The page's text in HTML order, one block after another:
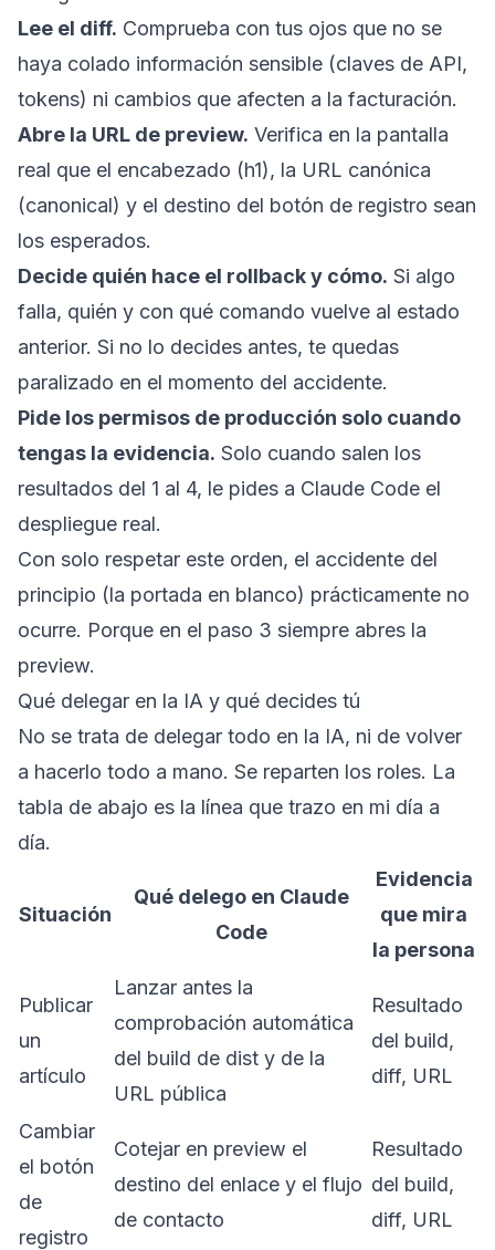
Lee el diff. Comprueba con tus ojos que no se
haya colado información sensible (claves de API,
tokens) ni cambios que afecten a la facturación.
Abre la URL de preview. Verifica en la pantalla
real que el encabezado (h1), la URL canónica
(canonical) y el destino del botón de registro sean
los esperados.
Decide quién hace el rollback y cómo. Si algo
falla, quién y con qué comando vuelve al estado
anterior. Si no lo decides antes, te quedas
paralizado en el momento del accidente.
Pide los permisos de producción solo cuando
tengas la evidencia. Solo cuando salen los
resultados del 1 al 4, le pides a Claude Code el
despliegue real.
Con solo respetar este orden, el accidente del
principio (la portada en blanco) prácticamente no
ocurre. Porque en el paso 3 siempre abres la
preview.
Qué delegar en la IA y qué decides tú
No se trata de delegar todo en la IA, ni de volver
a hacerlo todo a mano. Se reparten los roles. La
tabla de abajo es la línea que trazo en mi día a
día.
Situación
Qué delego en Claude
Code
Evidencia
que mira
la persona
Publicar
un
artículo
Lanzar antes la
comprobación automática
del build de dist y de la
URL pública
Resultado
del build,
diff, URL
Cambiar
el botón
de
registro
Cotejar en preview el
destino del enlace y el flujo
de contacto
Resultado
del build,
diff, URL